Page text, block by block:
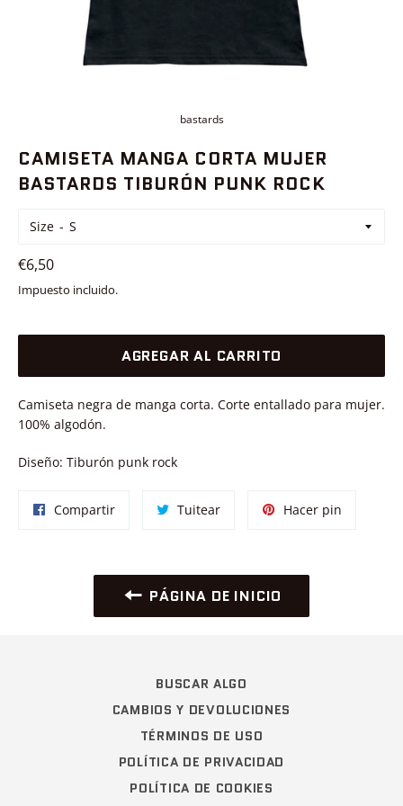
bastards
CAMISETA MANGA CORTA MUJER
BASTARDS TIBURÓN PUNK ROCK
Size
Precio
habitual
€6,50
Impuesto incluido.
AGREGAR AL CARRITO
Camiseta negra de manga corta. Corte entallado para mujer.
100% algodón.
Diseño: Tiburón punk rock
CompartirCompartir TuitearTuitear
Hacer pin
PÁGINA DE INICIO
BUSCAR ALGO
CAMBIOS Y DEVOLUCIONES
TÉRMINOS DE USO
POLÍTICA DE PRIVACIDAD
POLÍTICA DE COOKIES